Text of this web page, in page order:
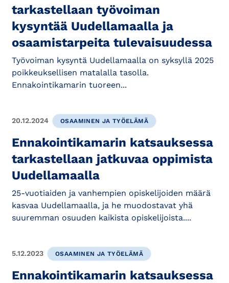
tarkastellaan työvoiman
kysyntää Uudellamaalla ja
osaamistarpeita tulevaisuudessa
Työvoiman kysyntä Uudellamaalla on syksyllä 2025
poikkeuksellisen matalalla tasolla.
Ennakointikamarin tuoreen...
20.12.2024 OSAAMINEN JA TYÖELÄMÄ
Ennakointikamarin katsauksessa
tarkastellaan jatkuvaa oppimista
Uudellamaalla
25-vuotiaiden ja vanhempien opiskelijoiden määrä
kasvaa Uudellamaalla, ja he muodostavat yhä
suuremman osuuden kaikista opiskelijoista....
5.12.2023 OSAAMINEN JA TYÖELÄMÄ
Ennakointikamarin katsauksessa